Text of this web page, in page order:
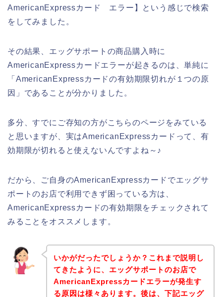
AmericanExpressカード エラー】という感じで検索
をしてみました。
その結果、エッグサポートの商品購入時に
AmericanExpressカードエラーが起きるのは、単純に
「AmericanExpressカードの有効期限切れが１つの原
因」であることが分かりました。
多分、すでにご存知の方がこちらのページをみている
と思いますが、実はAmericanExpressカードって、有
効期限が切れると使えないんですよね～♪
だから、ご自身のAmericanExpressカードでエッグサ
ポートのお店で利用できず困っている方は、
AmericanExpressカードの有効期限をチェックされて
みることをオススメします。
いかがだったでしょうか？これまで説明し
てきたように、エッグサポートのお店で
AmericanExpressカードエラーが発生す
る原因は様々あります。後は、下記エッグ